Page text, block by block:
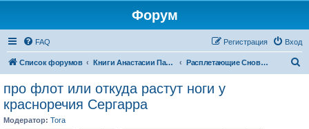
Форум
FAQ Вход
Регистрация
Список форумов Книги Анастасии Парфеновой Расплетающие Cновидения
про флот или откуда растут ноги у
красноречия Сергарра
Модератор: Tora